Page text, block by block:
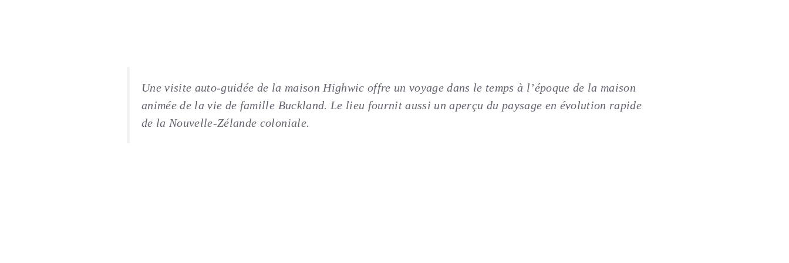
Une visite auto-guidée de la maison Highwic offre un voyage dans le temps à l’époque de la maison
animée de la vie de famille Buckland. Le lieu fournit aussi un aperçu du paysage en évolution rapide
de la Nouvelle-Zélande coloniale.